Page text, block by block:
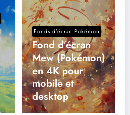
Fonds d’écran Pokémon
Fond d’écran
Mew (Pokémon)
en 4K pour
mobile et
desktop